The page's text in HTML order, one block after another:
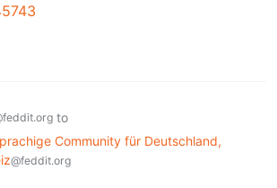
to
Community für Deutschland,
@feddit.org